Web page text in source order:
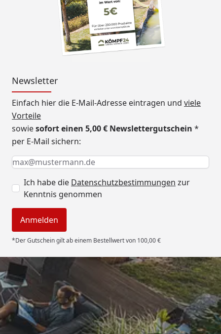
Newsletter
Einfach hier die E-Mail-Adresse eintragen und viele
Vorteile
sowiesofort einen 5,00 € Newslettergutschein *
per E-Mail sichern:
Keine Eingabe erforderlich
Eingabe erforderlich
E-Mail *
Ich habe die Datenschutzbestimmungen zur
Kenntnis genommen
Anmelden
*Der Gutschein gilt ab einem Bestellwert von 100,00 €
Trusted Shops
4,85/ 5